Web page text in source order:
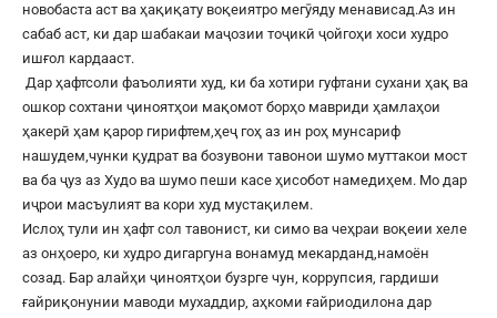
новобаста аст ва ҳақиқату воқеиятро мегӯяду менависад.Аз ин
сабаб аст, ки дар шабакаи маҷозии тоҷикӣ ҷойгоҳи хоси худро
ишғол кардааст.
Дар ҳафтсоли фаъолияти худ, ки ба хотири гуфтани сухани ҳақ ва
ошкор сохтани ҷиноятҳои мақомот борҳо мавриди ҳамлаҳои
ҳакерӣ ҳам қарор гирифтем,ҳеҷ гоҳ аз ин роҳ мунсариф
нашудем,чунки қудрат ва бозувони тавонои шумо муттакои мост
ва ба ҷуз аз Худо ва шумо пеши касе ҳисобот намедиҳем. Мо дар
иҷрои масъулият ва кори худ мустақилем.
Ислоҳ тули ин ҳафт сол тавонист, ки симо ва чеҳраи воқеии хеле
аз онҳоеро, ки худро дигаргуна вонамуд мекарданд,намоён
созад. Бар алайҳи ҷиноятҳои бузрге чун, коррупсия, гардиши
ғайриқонунии маводи мухаддир, аҳкоми ғайриодилона дар